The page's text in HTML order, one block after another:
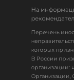
На
Перечень
которых
В России
организации: ↓
Организации,